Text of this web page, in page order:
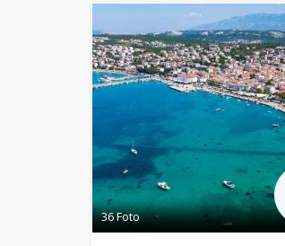
36 Foto